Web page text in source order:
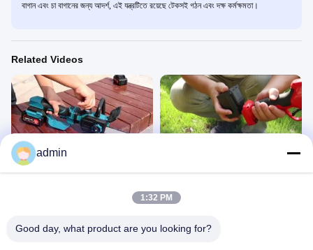
বাগান এবং চা বাগানের জন্য আদর্শ, এই যন্ত্রটিতে রয়েছে টেকসই গঠন এবং দক্ষ কর্মক্ষমতা।
Related Videos
উচ্চ শাখা কাটা সহজে কর্ডলেস মেরু করাত
March 14, 2025
admin
1:32 PM
Good day, what product are you looking for?